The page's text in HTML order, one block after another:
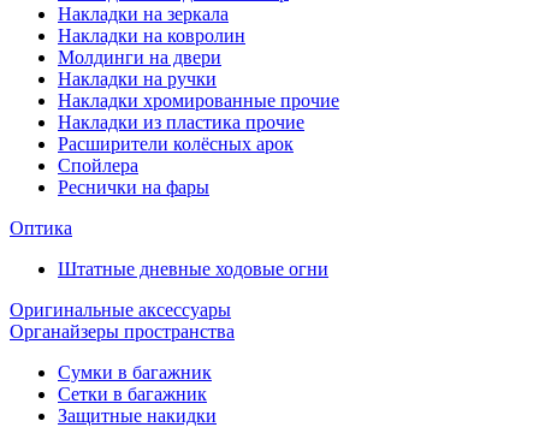
Накладки на зеркала
Накладки на ковролин
Молдинги на двери
Накладки на ручки
Накладки хромированные прочие
Накладки из пластика прочие
Расширители колёсных арок
Спойлера
Реснички на фары
Оптика
Штатные дневные ходовые огни
Оригинальные аксессуары
Органайзеры пространства
Сумки в багажник
Сетки в багажник
Защитные накидки